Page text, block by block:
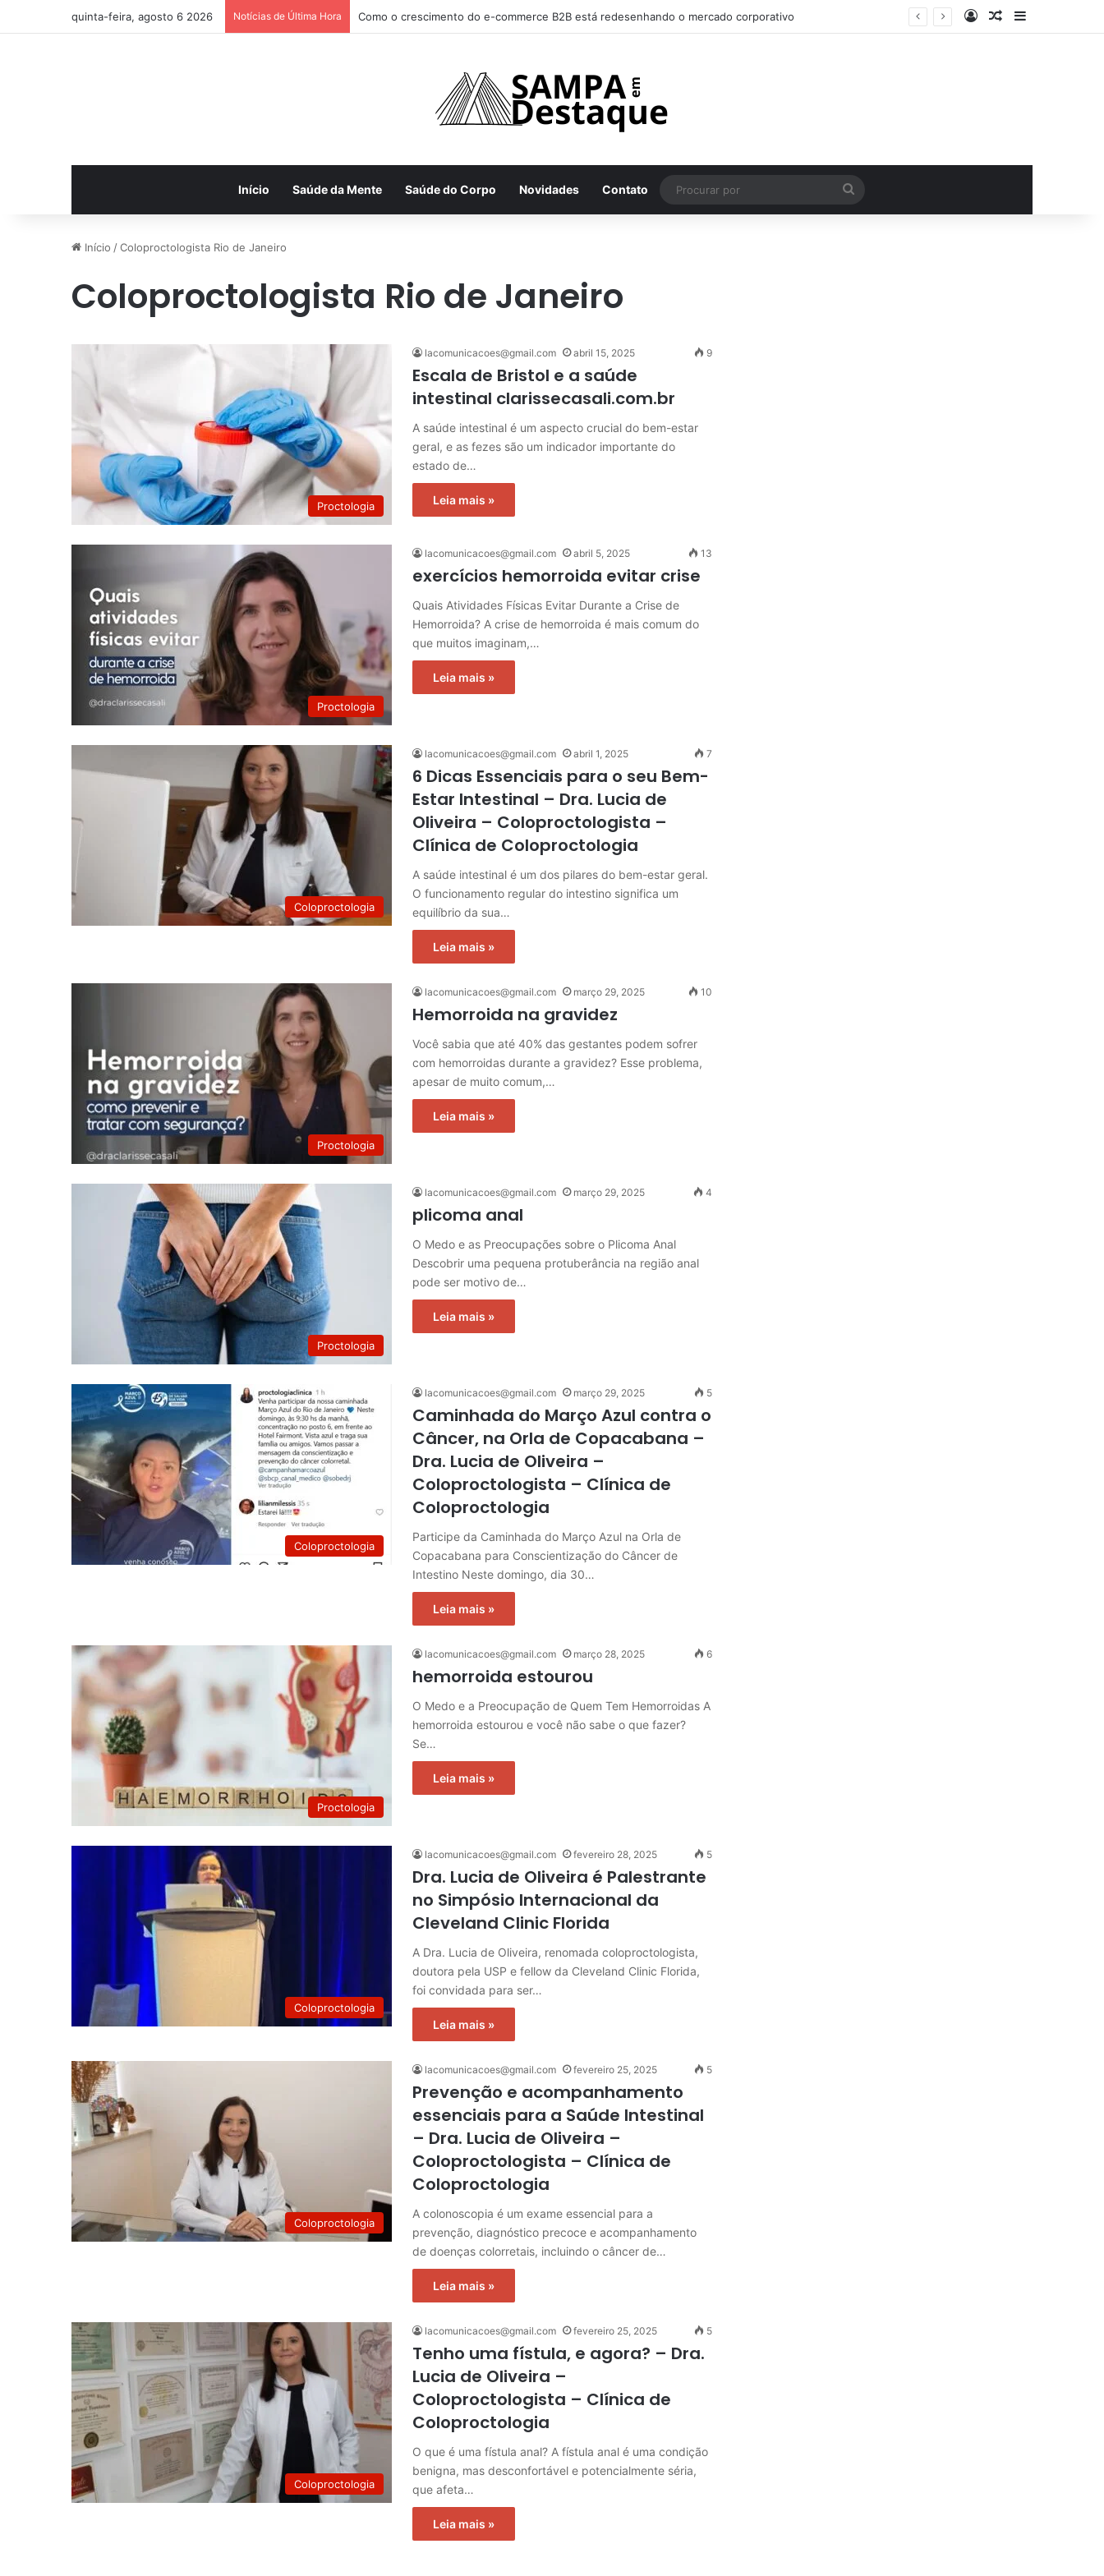
quinta-feira, agosto 6 2026 Notícias de Última Hora Como achar os melhores lugares para happy hour na sua região EntrarArtigo aleatório
Barra Lateral
Início Saúde da Mente Saúde do Corpo Novidades Contato
por
Início /Coloproctologista Rio de Janeiro
Coloproctologista Rio de Janeiro
Proctologia
lacomunicacoes@gmail.com abril 15, 2025 9
Escala de Bristol e a saúde
intestinal clarissecasali.com.br
A saúde intestinal é um aspecto crucial do bem-estar
geral, e as fezes são um indicador importante do
estado de…
Leia mais »
Proctologia
lacomunicacoes@gmail.com abril 5, 2025 13
exercícios hemorroida evitar crise
Quais Atividades Físicas Evitar Durante a Crise de
Hemorroida? A crise de hemorroida é mais comum do
que muitos imaginam,…
Leia mais »
Coloproctologia
lacomunicacoes@gmail.com abril 1, 2025 7
6 Dicas Essenciais para o seu Bem-
Estar Intestinal – Dra. Lucia de
Oliveira – Coloproctologista –
Clínica de Coloproctologia
A saúde intestinal é um dos pilares do bem-estar geral.
O funcionamento regular do intestino significa um
equilíbrio da sua…
Leia mais »
Proctologia
lacomunicacoes@gmail.com março 29, 2025 10
Hemorroida na gravidez
Você sabia que até 40% das gestantes podem sofrer
com hemorroidas durante a gravidez? Esse problema,
apesar de muito comum,…
Leia mais »
Proctologia
lacomunicacoes@gmail.com março 29, 2025 4
plicoma anal
O Medo e as Preocupações sobre o Plicoma Anal
Descobrir uma pequena protuberância na região anal
pode ser motivo de…
Leia mais »
Coloproctologia
lacomunicacoes@gmail.com março 29, 2025 5
Caminhada do Março Azul contra o
Câncer, na Orla de Copacabana –
Dra. Lucia de Oliveira –
Coloproctologista – Clínica de
Coloproctologia
Participe da Caminhada do Março Azul na Orla de
Copacabana para Conscientização do Câncer de
Intestino Neste domingo, dia 30…
Leia mais »
Proctologia
lacomunicacoes@gmail.com março 28, 2025 6
hemorroida estourou
O Medo e a Preocupação de Quem Tem Hemorroidas A
hemorroida estourou e você não sabe o que fazer?
Se…
Leia mais »
Coloproctologia
lacomunicacoes@gmail.com fevereiro 28, 2025 5
Dra. Lucia de Oliveira é Palestrante
no Simpósio Internacional da
Cleveland Clinic Florida
A Dra. Lucia de Oliveira, renomada coloproctologista,
doutora pela USP e fellow da Cleveland Clinic Florida,
foi convidada para ser…
Leia mais »
Coloproctologia
lacomunicacoes@gmail.com fevereiro 25, 2025 5
Prevenção e acompanhamento
essenciais para a Saúde Intestinal
– Dra. Lucia de Oliveira –
Coloproctologista – Clínica de
Coloproctologia
A colonoscopia é um exame essencial para a
prevenção, diagnóstico precoce e acompanhamento
de doenças colorretais, incluindo o câncer de…
Leia mais »
Coloproctologia
lacomunicacoes@gmail.com fevereiro 25, 2025 5
Tenho uma fístula, e agora? – Dra.
Lucia de Oliveira –
Coloproctologista – Clínica de
Coloproctologia
O que é uma fístula anal? A fístula anal é uma condição
benigna, mas desconfortável e potencialmente séria,
que afeta…
Leia mais »